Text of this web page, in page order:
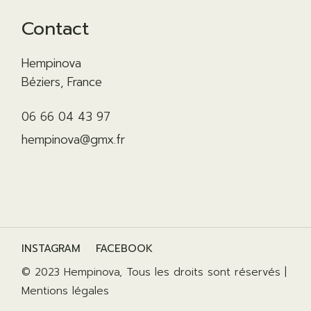
Contact
Hempinova
Béziers, France
06 66 04 43 97
hempinova@gmx.fr
INSTAGRAM
FACEBOOK
© 2023Hempinova, Tous les droits sont réservés |
Mentions légales